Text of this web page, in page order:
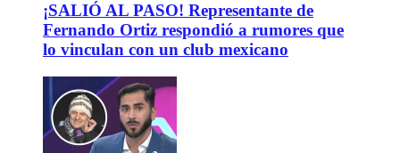
¡SALIÓ AL PASO! Representante de
Fernando Ortiz respondió a rumores que
lo vinculan con un club mexicano